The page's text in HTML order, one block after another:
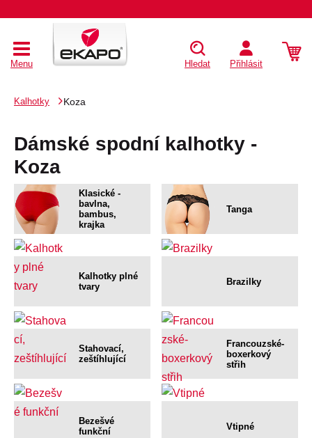
Menu Hledat Přihlásit
Kalhotky Koza
Dámské spodní kalhotky -
Koza
Klasické -
bavlna,
bambus,
krajka
Tanga
Kalhotky plné
tvary
Brazilky
Stahovací,
zeštíhlující
Francouzské-
boxerkový
střih
Bezešvé
funkční
Vtipné